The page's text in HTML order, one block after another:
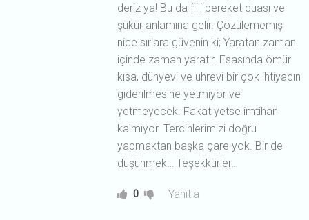
deriz ya! Bu da fiili bereket duası ve
şükür anlamına gelir. Çözülememiş
nice sırlara güvenin ki; Yaratan zaman
içinde zaman yaratır. Esasında ömür
kısa, dünyevi ve uhrevi bir çok ihtiyacın
giderilmesine yetmiyor ve
yetmeyecek. Fakat yetse imtihan
kalmıyor. Tercihlerimizi doğru
yapmaktan başka çare yok. Bir de
düşünmek… Teşekkürler…
0 Yanıtla